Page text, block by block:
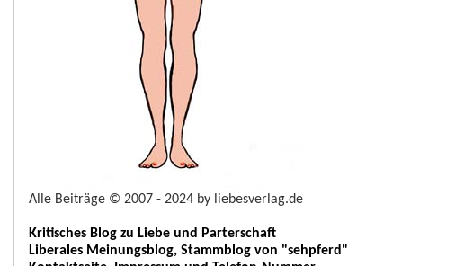
Alle Beiträge © 2007 - 2024 by liebesverlag.de
Kritisches Blog zu Liebe und Parterschaft
Liberales Meinungsblog, Stammblog von "sehpferd"